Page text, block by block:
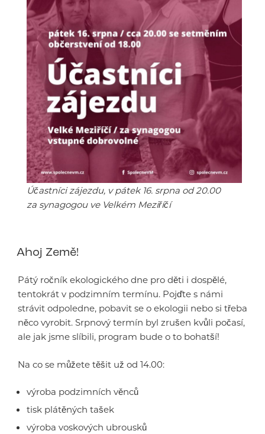
Účastníci zájezdu, v pátek 16. srpna od 20.00
za synagogou ve Velkém Meziříčí
Ahoj Země!
Pátý ročník ekologického dne pro děti i dospělé,
tentokrát v podzimním termínu. Pojďte s námi
strávit odpoledne, pobavit se o ekologii nebo si třeba
něco vyrobit. Srpnový termín byl zrušen kvůli počasí,
ale jak jsme slíbili, program bude o to bohatší!
Na co se můžete těšit už od 14.00:
výroba podzimních věnců
tisk plátěných tašek
výroba voskových ubrousků